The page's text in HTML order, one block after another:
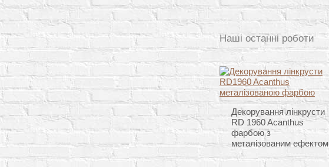
Наші останні роботи
Декорування лінкрусти
RD 1960 Acanthus
фарбою з
металізованим ефектом